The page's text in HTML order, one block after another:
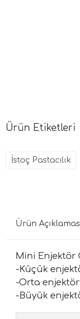
Ürün Etiketleri
İstoç Pastacılık
Ürün
Mini Enjektör
-Küçük
-Orta enjektör
-Büyük